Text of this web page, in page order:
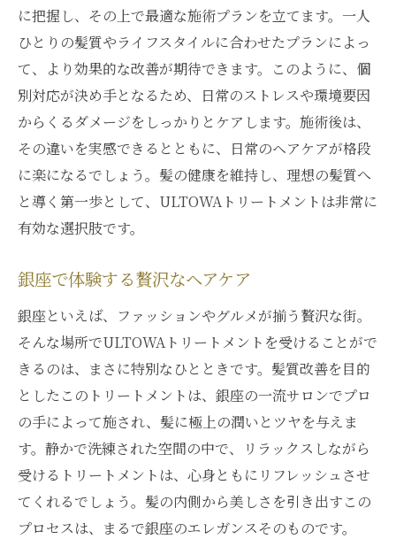
銀座で実現する髪の新時代
ULTOWAトリートメントの革新性
美容の新しいスタンダード
髪質改善が日常を変える
銀座の美容室での革命的体験
髪の美しさを引き出す銀座のULTOWAトリート
メントの魅力
美髪を育むためのアプローチ
銀座で極上のツヤを手に入れる
美容愛好者に選ばれる理由
髪の内部から美しさを引き出す
ULTOWAトリートメントの魅力
銀座で極上のULTOWAトリートメント体験を通
じた髪質改善
銀座での贅沢な体験とは
髪質改善のプロフェッショナル
ULTOWAトリートメントの効果を実感
に把握し、その上で最適な施術プランを立てます。一人
ひとりの髪質やライフスタイルに合わせたプランによっ
て、より効果的な改善が期待できます。このように、個
別対応が決め手となるため、日常のストレスや環境要因
からくるダメージをしっかりとケアします。施術後は、
その違いを実感できるとともに、日常のヘアケアが格段
に楽になるでしょう。髪の健康を維持し、理想の髪質へ
と導く第一歩として、ULTOWAトリートメントは非常に
有効な選択肢です。
銀座で体験する贅沢なヘアケア
銀座といえば、ファッションやグルメが揃う贅沢な街。
そんな場所でULTOWAトリートメントを受けることがで
きるのは、まさに特別なひとときです。髪質改善を目的
としたこのトリートメントは、銀座の一流サロンでプロ
の手によって施され、髪に極上の潤いとツヤを与えま
す。静かで洗練された空間の中で、リラックスしながら
受けるトリートメントは、心身ともにリフレッシュさせ
てくれるでしょう。髪の内側から美しさを引き出すこの
プロセスは、まるで銀座のエレガンスそのものです。